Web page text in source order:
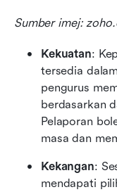
Sumber imej:
Kekuatan:
tersedia
pengurus
berdasarkan
Pelaporan
masa dan
Kekangan:
mendapati